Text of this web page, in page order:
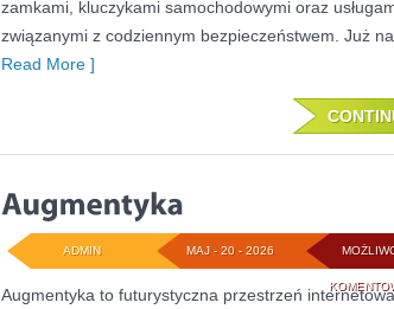
zamkami, kluczykami samochodowymi oraz
związanymi z codziennym bezpieczeństwem. Już na
Read More ]
MAJ - 20 - 2026
ADMIN
Augmentyka to futurystyczna przestrzeń